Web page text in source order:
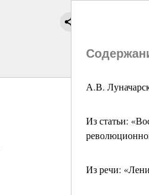
А.В.
Из статьи:
Из речи: